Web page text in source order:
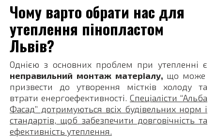
Чому варто обрати нас для
утеплення пінопластом
Львів?
Однією з основних проблем при утепленні є
неправильний монтаж матеріалу, що може
призвести до утворення містків холоду та
втрати енергоефективності. Спеціалісти “Альба
Фасад” дотримуються всіх будівельних норм і
стандартів, щоб забезпечити довговічність та
ефективність утеплення.